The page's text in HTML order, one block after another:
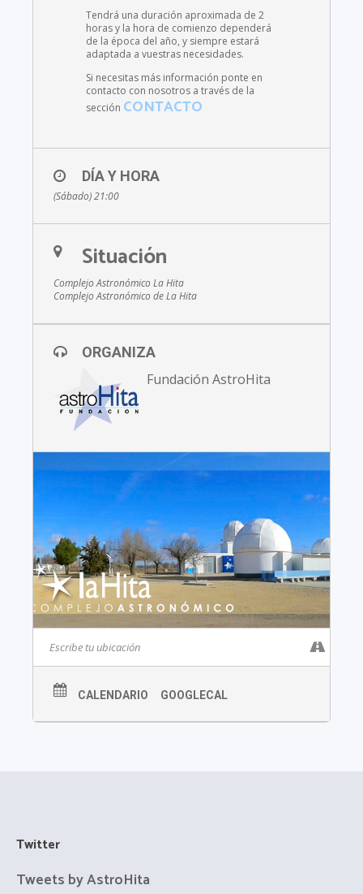
Tendrá una duración aproximada de 2
horas y la hora de comienzo dependerá
de la época del año, y siempre estará
adaptada a vuestras necesidades.
Si necesitas más información ponte en
contacto con nosotros a través de la
sección CONTACTO
DÍA Y HORA
(Sábado) 21:00
Situación
Complejo Astronómico La Hita
Complejo Astronómico de La Hita
ORGANIZA
Fundación AstroHita
CALENDARIO GOOGLECAL
Twitter
Tweets by AstroHita